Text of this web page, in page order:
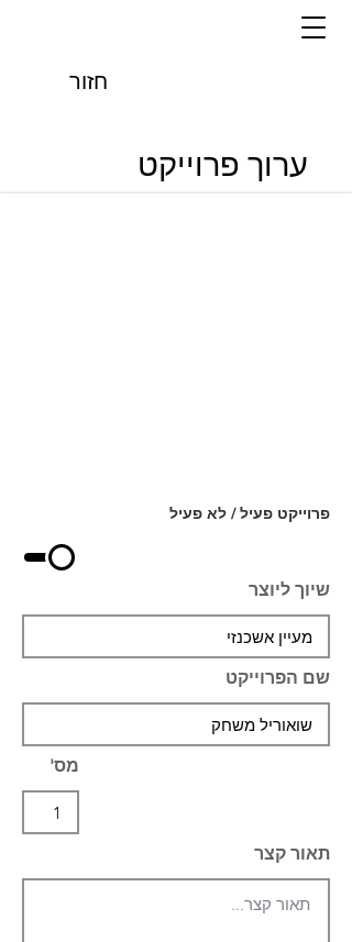
חזור
ערוך פרוייקט
פרוייקט פעיל / לא פעיל
שיוך ליוצר
שם הפרוייקט
מס'
תאור קצר